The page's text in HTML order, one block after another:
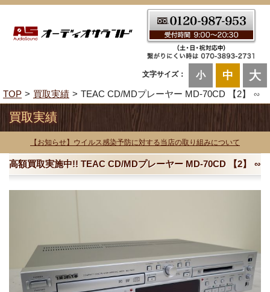
文字サイズ： 小 中 大
TOP 買取実績 TEAC CD/MDプレーヤー MD-70CD 【2】 ∽
買取実績
【お知らせ】ウイルス感染予防に対する当店の取り組みについて
高額買取実施中!! TEAC CD/MDプレーヤー MD-70CD 【2】 ∽